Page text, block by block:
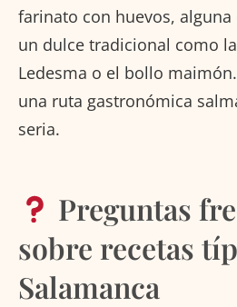
farinato con huevos,
un dulce tradicional como
Ledesma o el bollo
una ruta gastronómica
seria.
Preguntas
sobre recetas
Salamanca